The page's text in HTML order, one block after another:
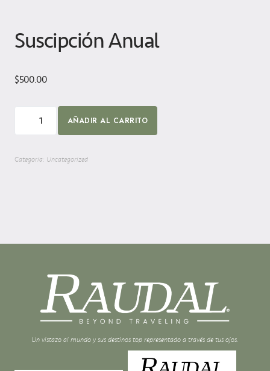
Suscipción Anual
$500.00
AÑADIR AL CARRITO
Categoría: Uncategorized
Un vistazo al mundo y sus destinos top representado a través de tus ojos.